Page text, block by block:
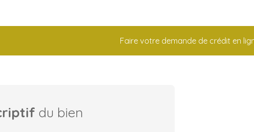
Faire votre demande de crédit en
du bien